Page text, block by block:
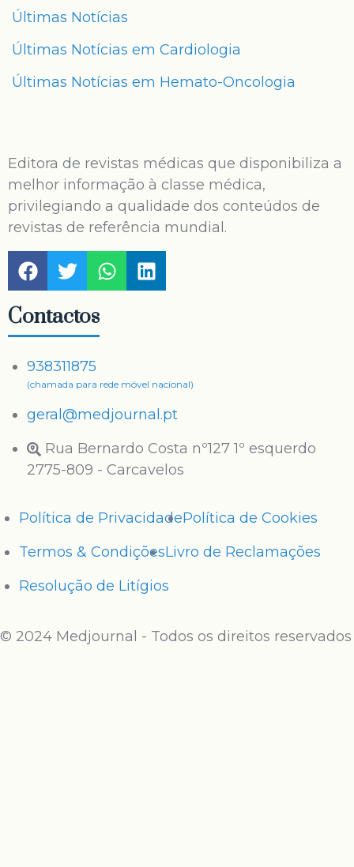
Últimas Notícias
Últimas Notícias em Cardiologia
Últimas Notícias em Hemato-Oncologia
Editora de revistas médicas que disponibiliza a
melhor informação à classe médica,
privilegiando a qualidade dos conteúdos de
revistas de referência mundial.
Contactos
938311875
(chamada para rede móvel nacional)
geral@medjournal.pt
Rua Bernardo Costa nº127 1º esquerdo
2775-809 - Carcavelos
Política de PrivacidadePolítica de Cookies
Termos & CondiçõesLivro de Reclamações
Resolução de Litígios
© 2024 Medjournal - Todos os direitos reservados